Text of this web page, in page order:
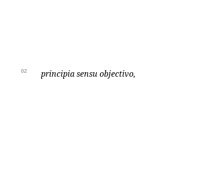
02 principia sensu objectivo,